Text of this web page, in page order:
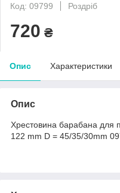
Код: 09799
Роздріб
720 ₴
Опис Характеристики
Опис
Хрестовина барабана для
122 mm D = 45/35/30mm